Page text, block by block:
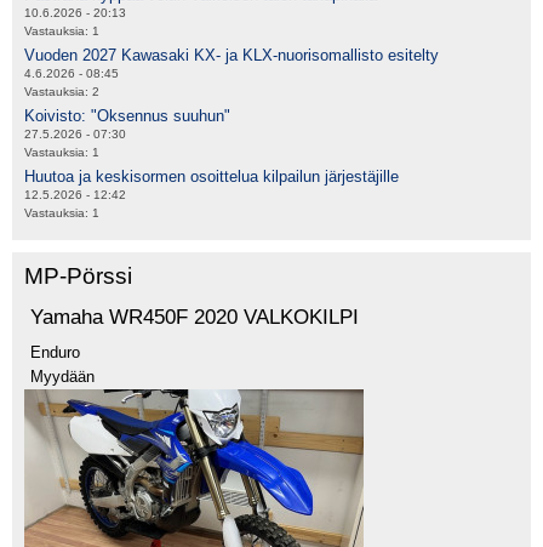
10.6.2026 - 20:13
Vastauksia: 1
Vuoden 2027 Kawasaki KX- ja KLX-nuorisomallisto esitelty
4.6.2026 - 08:45
Vastauksia: 2
Koivisto: "Oksennus suuhun"
27.5.2026 - 07:30
Vastauksia: 1
Huutoa ja keskisormen osoittelua kilpailun järjestäjille
12.5.2026 - 12:42
Vastauksia: 1
MP-Pörssi
Yamaha WR450F 2020 VALKOKILPI
Enduro
Myydään